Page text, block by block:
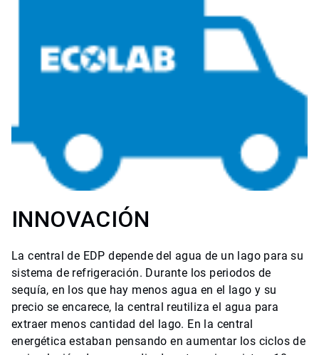
INNOVACIÓN
La central de EDP depende del agua de un lago para su
sistema de refrigeración. Durante los periodos de
sequía, en los que hay menos agua en el lago y su
precio se encarece, la central reutiliza el agua para
extraer menos cantidad del lago. En la central
energética estaban pensando en aumentar los ciclos de